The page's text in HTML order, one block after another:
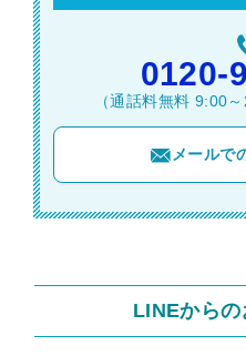
0120-
（通話料無料 9:00
メールで
LINEから